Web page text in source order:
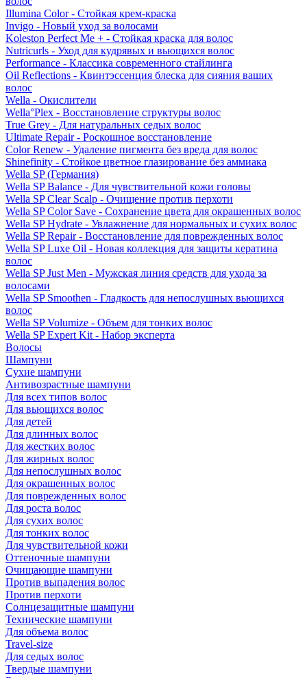
Illumina Color - Стойкая крем-краска
Invigo - Новый уход за волосами
Koleston Perfect Me + - Стойкая краска для волос
Nutricurls - Уход для кудрявых и вьющихся волос
Performance - Классика современного стайлинга
Oil Reflections - Квинтэссенция блеска для сияния ваших
волос
Wella - Окислители
Wella°Plex - Восстановление структуры волос
True Grey - Для натуральных седых волос
Ultimate Repair - Роскошное восстановление
Color Renew - Удаление пигмента без вреда для волос
Shinefinity - Стойкое цветное глазирование без аммиака
Wella SP (Германия)
Wella SP Balance - Для чувствительной кожи головы
Wella SP Clear Scalp - Очищение против перхоти
Wella SP Color Save - Сохранение цвета для окрашенных волос
Wella SP Hydrate - Увлажнение для нормальных и сухих волос
Wella SP Repair - Восстановление для поврежденных волос
Wella SP Luxe Oil - Новая коллекция для защиты кератина
волос
Wella SP Just Men - Мужская линия средств для ухода за
волосами
Wella SP Smoothen - Гладкость для непослушных вьющихся
волос
Wella SP Volumize - Объем для тонких волос
Wella SP Expert Kit - Набор эксперта
Волосы
Шампуни
Сухие шампуни
Антивозрастные шампуни
Для всех типов волос
Для вьющихся волос
Для детей
Для длинных волос
Для жестких волос
Для жирных волос
Для непослушных волос
Для окрашенных волос
Для поврежденных волос
Для роста волос
Для сухих волос
Для тонких волос
Для чувствительной кожи
Оттеночные шампуни
Очищающие шампуни
Против выпадения волос
Против перхоти
Солнцезащитные шампуни
Технические шампуни
Для объема волос
Travel-size
Для седых волос
Твердые шампуни